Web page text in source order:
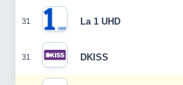
31 La 1 UHD
31 DKISS